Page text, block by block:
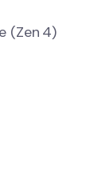
(Zen 4)